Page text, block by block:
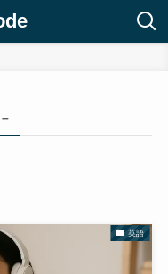
英語